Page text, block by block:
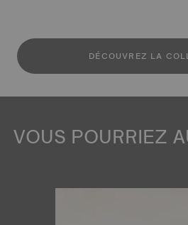
DÉCOUVREZ LA
VOUS POURRIEZ